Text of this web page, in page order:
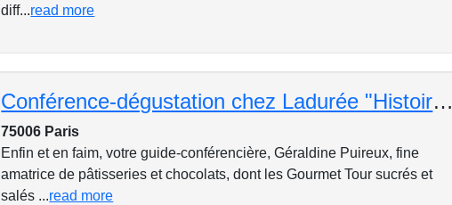
diff...read more
Conférence-dégustation chez Ladurée "Histoire de Pâtisseries & Chocolats" pour 25 personnes maximum
75006 Paris
Enfin et en faim, votre guide-conférencière, Géraldine Puireux, fine
amatrice de pâtisseries et chocolats, dont les Gourmet Tour sucrés et
salés ...read more